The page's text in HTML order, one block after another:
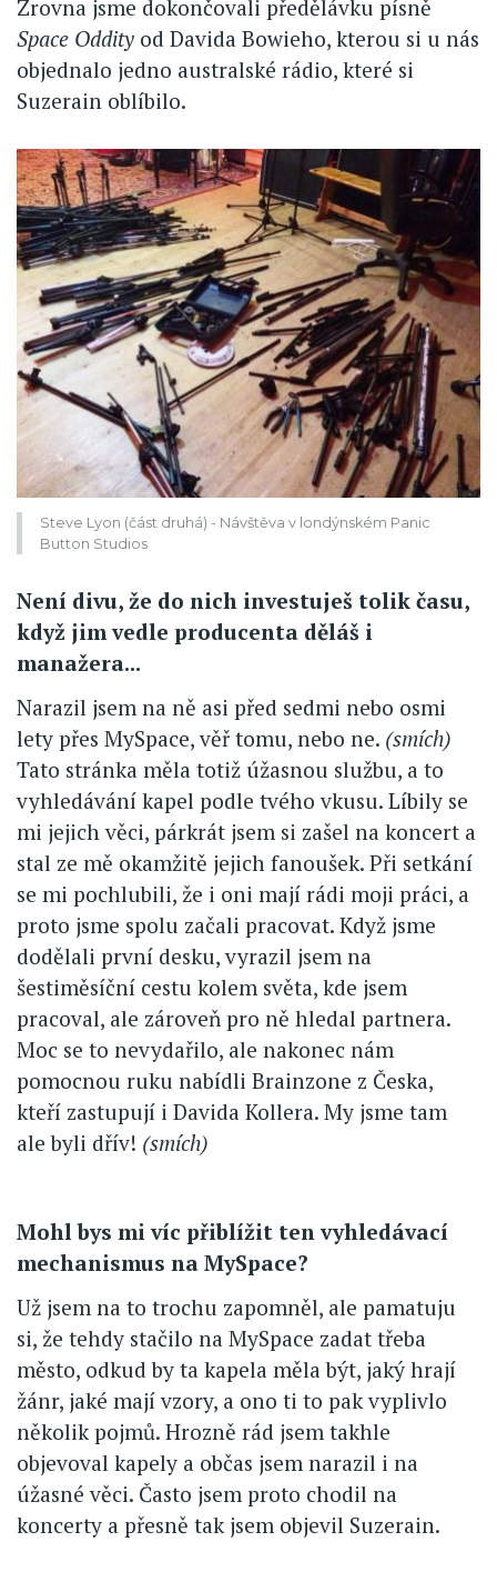
Zrovna jsme dokončovali předělávku písně
Space Oddity od Davida Bowieho, kterou si u nás
objednalo jedno australské rádio, které si
Suzerain oblíbilo.
Steve Lyon (část druhá) - Návštěva v londýnském Panic
Button Studios
Není divu, že do nich investuješ tolik času,
když jim vedle producenta děláš i
manažera...
Narazil jsem na ně asi před sedmi nebo osmi
lety přes MySpace, věř tomu, nebo ne. (smích)
Tato stránka měla totiž úžasnou službu, a to
vyhledávání kapel podle tvého vkusu. Líbily se
mi jejich věci, párkrát jsem si zašel na koncert a
stal ze mě okamžitě jejich fanoušek. Při setkání
se mi pochlubili, že i oni mají rádi moji práci, a
proto jsme spolu začali pracovat. Když jsme
dodělali první desku, vyrazil jsem na
šestiměsíční cestu kolem světa, kde jsem
pracoval, ale zároveň pro ně hledal partnera.
Moc se to nevydařilo, ale nakonec nám
pomocnou ruku nabídli Brainzone z Česka,
kteří zastupují i Davida Kollera. My jsme tam
ale byli dřív! (smích)
Mohl bys mi víc přiblížit ten vyhledávací
mechanismus na MySpace?
Už jsem na to trochu zapomněl, ale pamatuju
si, že tehdy stačilo na MySpace zadat třeba
město, odkud by ta kapela měla být, jaký hrají
žánr, jaké mají vzory, a ono ti to pak vyplivlo
několik pojmů. Hrozně rád jsem takhle
objevoval kapely a občas jsem narazil i na
úžasné věci. Často jsem proto chodil na
koncerty a přesně tak jsem objevil Suzerain.